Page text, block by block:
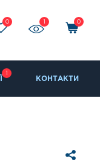
0 0
КОНТАКТИ